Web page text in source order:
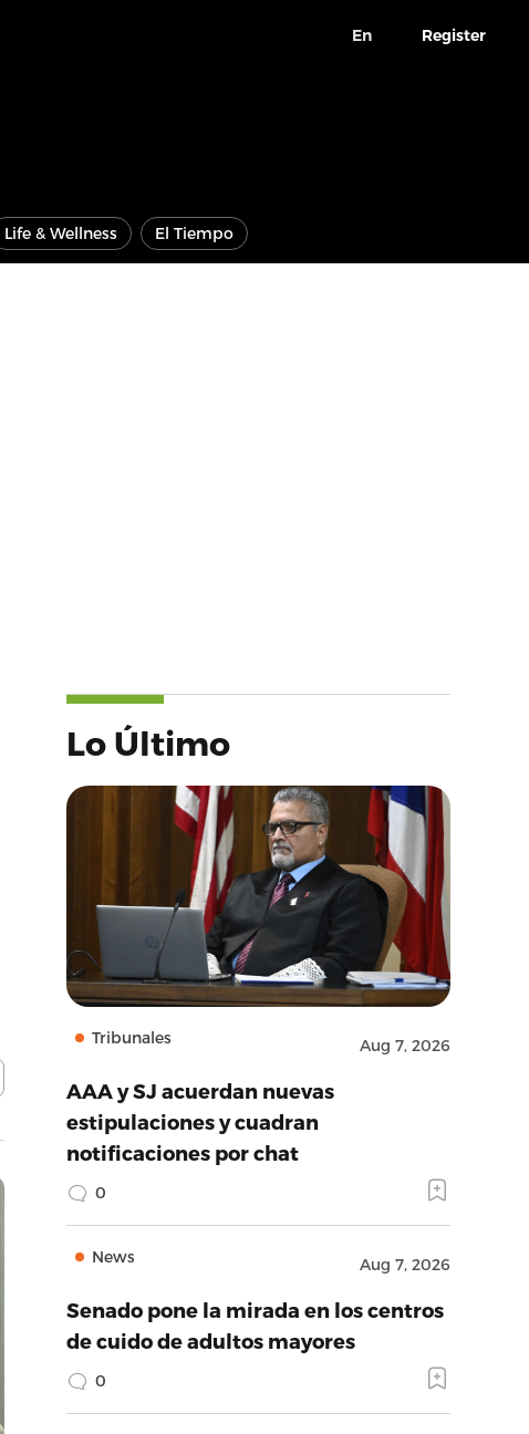
En Register
Life & Wellness El Tiempo
Lo Último
Tribunales Aug 7, 2026
AAA y SJ acuerdan nuevas
estipulaciones y cuadran
notificaciones por chat
0
News Aug 7, 2026
Senado pone la mirada en los centros
de cuido de adultos mayores
0